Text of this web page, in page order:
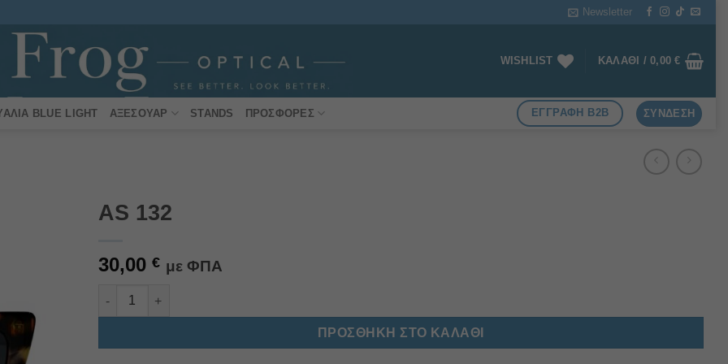
Newsletter
WISHLIST ΚΑΛΆΘΙ /0,00€
BLUE LIGHT ΑΞΕΣΟΥΆΡ STANDS ΠΡΟΣΦΟΡΈΣ ΕΓΓΡΑΦΗ B2B ΣΎΝΔΕΣΗ
AS 132
30,00 € με ΦΠΑ
AS 132 ποσότητα
ΠΡΟΣΘΉΚΗ ΣΤΟ ΚΑΛΆΘΙ
Alternative: